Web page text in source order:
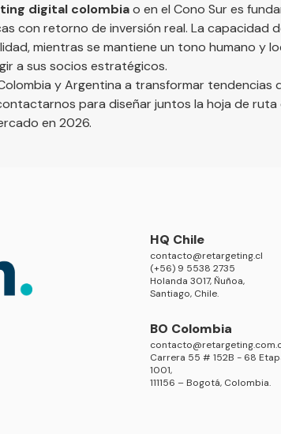
digital colombiao en el Cono Sur es
con retorno de inversión real. La capacidad
mientras se mantiene un tono humano y
a sus socios estratégicos.
y Argentina a transformar tendencias
para diseñar juntos la hoja de ruta
en 2026.
HQ Chile
contacto@retargeting.cl
(+56) 9 5538 2735
Holanda 3017, Ñuñoa,
Santiago, Chile.
BO Colombia
Carrera 55 # 152B - 68
1001,
111156 – Bogotá, Colombia.